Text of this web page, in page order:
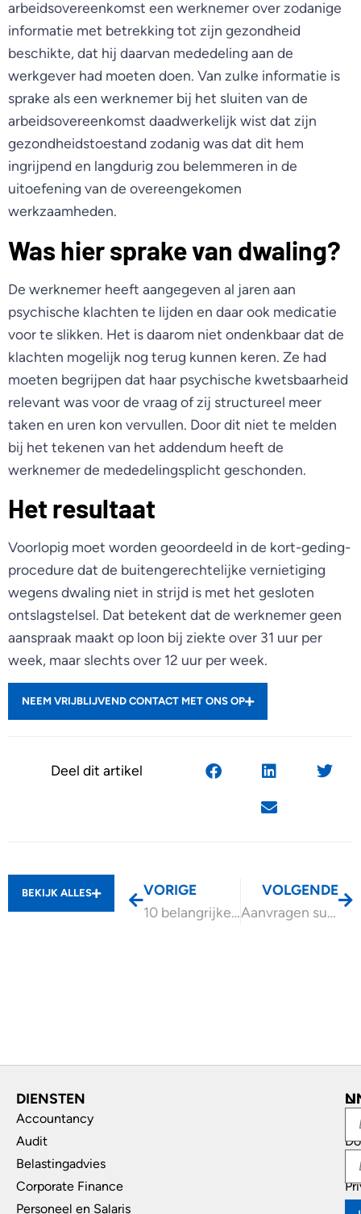
arbeidsovereenkomst een werknemer over zodanige
informatie met betrekking tot zijn gezondheid
beschikte, dat hij daarvan mededeling aan de
werkgever had moeten doen. Van zulke informatie is
sprake als een werknemer bij het sluiten van de
arbeidsovereenkomst daadwerkelijk wist dat zijn
gezondheidstoestand zodanig was dat dit hem
ingrijpend en langdurig zou belemmeren in de
uitoefening van de overeengekomen
werkzaamheden.
Was hier sprake van dwaling?
De werknemer heeft aangegeven al jaren aan
psychische klachten te lijden en daar ook medicatie
voor te slikken. Het is daarom niet ondenkbaar dat de
klachten mogelijk nog terug kunnen keren. Ze had
moeten begrijpen dat haar psychische kwetsbaarheid
relevant was voor de vraag of zij structureel meer
taken en uren kon vervullen. Door dit niet te melden
bij het tekenen van het addendum heeft de
werknemer de mededelingsplicht geschonden.
Het resultaat
Voorlopig moet worden geoordeeld in de kort-geding-
procedure dat de buitengerechtelijke vernietiging
wegens dwaling niet in strijd is met het gesloten
ontslagstelsel. Dat betekent dat de werknemer geen
aanspraak maakt op loon bij ziekte over 31 uur per
week, maar slechts over 12 uur per week.
NEEM VRIJBLIJVEND CONTACT MET ONS OP
Deel dit artikel
BEKIJK ALLES
VORIGE
10 belangrijke Eindejaarstips
VOLGENDE
Aanvragen subsidie praktijkleren derde leerweg tot 28 november 2025
DIENSTEN
Accountancy
Audit
Belastingadvies
Corporate Finance
Personeel en Salaris